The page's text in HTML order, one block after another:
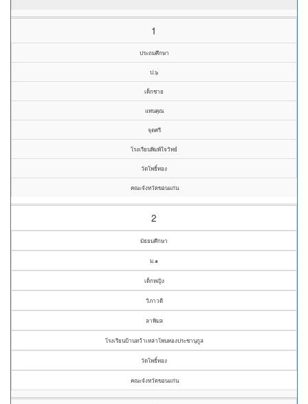
1
ประถมศึกษา
ป.๖
เด็กชาย
แทนคุณ
จุดศรี
โรงเรียนพิมพ์ใจวิทย์
วัดโพธิ์ทอง
คณะจังหวัดขอนแก่น
2
มัธยมศึกษา
ม.๑
เด็กหญิง
วิภาวดี
ลาพิมล
โรงเรียนบ้านหว้าเหล่าโพนทองประชานุกูล
วัดโพธิ์ทอง
คณะจังหวัดขอนแก่น